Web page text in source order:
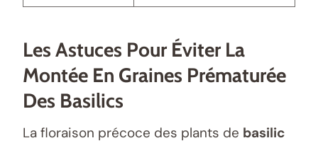
Les Astuces Pour Éviter La
Montée En Graines Prématurée
Des Basilics
La floraison précoce des plants de basilic